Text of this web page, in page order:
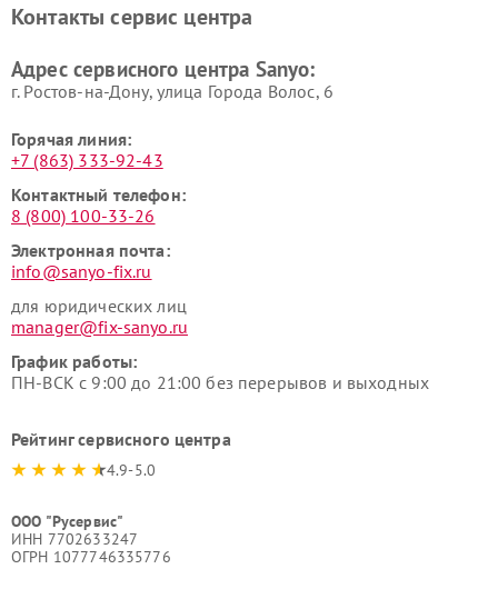
Контакты сервис центра
Адрес сервисного центра Sanyo:
г. Ростов-на-Дону, улица Города Волос, 6
Горячая линия:
+7 (863) 333-92-43
Контактный телефон:
8 (800) 100-33-26
Электронная почта:
info@sanyo-fix.ru
для юридических лиц
manager@fix-sanyo.ru
График работы:
ПН-ВСК с 9:00 до 21:00 без перерывов и выходных
Рейтинг сервисного центра
4.9-5.0
ООО "Русервис"
ИНН 7702633247
ОГРН 1077746335776